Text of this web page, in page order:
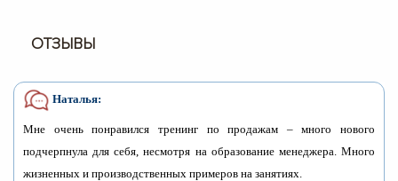
ОТЗЫВЫ
Наталья:
Мне очень понравился тренинг по продажам – много нового
подчерпнула для себя, несмотря на образование менеджера. Много
жизненных и производственных примеров на занятиях.